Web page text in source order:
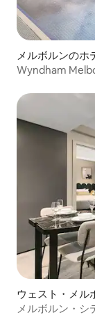
メルボルンのホ
Wyndham
ウェスト・メル
メルボルン・シ